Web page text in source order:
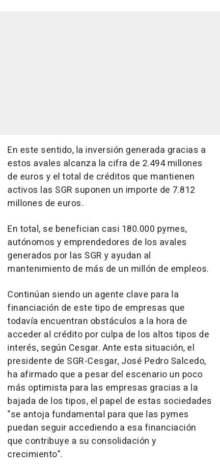
En este sentido, la inversión generada gracias a
estos avales alcanza la cifra de 2.494 millones
de euros y el total de créditos que mantienen
activos las SGR suponen un importe de 7.812
millones de euros.
En total, se benefician casi 180.000 pymes,
autónomos y emprendedores de los avales
generados por las SGR y ayudan al
mantenimiento de más de un millón de empleos.
Continúan siendo un agente clave para la
financiación de este tipo de empresas que
todavía encuentran obstáculos a la hora de
acceder al crédito por culpa de los altos tipos de
interés, según Cesgar. Ante esta situación, el
presidente de SGR-Cesgar, José Pedro Salcedo,
ha afirmado que a pesar del escenario un poco
más optimista para las empresas gracias a la
bajada de los tipos, el papel de estas sociedades
"se antoja fundamental para que las pymes
puedan seguir accediendo a esa financiación
que contribuye a su consolidación y
crecimiento".